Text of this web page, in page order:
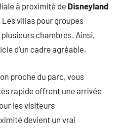
à proximité de Disneyland
villas pour groupes
chambres. Ainsi,
d’un cadre agréable.
proche du parc, vous
rapide offrent une arrivée
les visiteurs
devient un vrai